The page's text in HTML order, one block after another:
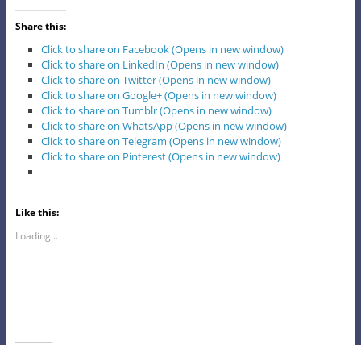
Share this:
Click to share on Facebook (Opens in new window)
Click to share on LinkedIn (Opens in new window)
Click to share on Twitter (Opens in new window)
Click to share on Google+ (Opens in new window)
Click to share on Tumblr (Opens in new window)
Click to share on WhatsApp (Opens in new window)
Click to share on Telegram (Opens in new window)
Click to share on Pinterest (Opens in new window)
Like this:
Loading...